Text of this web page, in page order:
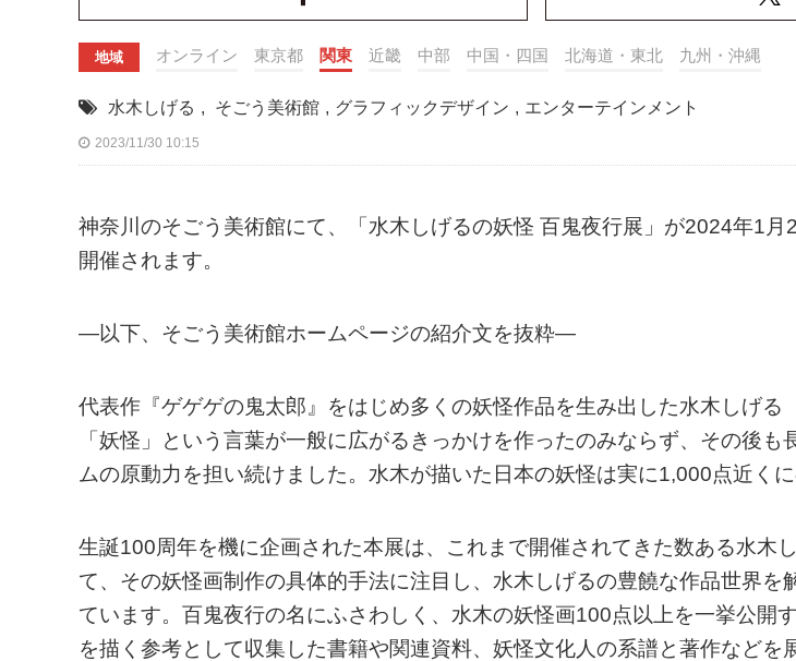
地域 オンライン 東京都 関東 近畿 中部 中国・四国 北海道・東北 九州・沖縄
水木しげる , そごう美術館 , グラフィックデザイン , エンターテインメント
2023/11/30 10:15
神奈川のそごう美術館にて、「水木しげるの妖怪 百鬼夜行展」が2024年1
開催されます。
—以下、そごう美術館ホームページの紹介文を抜粋—
代表作『ゲゲゲの鬼太郎』をはじめ多くの妖怪作品を生み出した水木しげる
「妖怪」という言葉が一般に広がるきっかけを作ったのみならず、その後も
ムの原動力を担い続けました。水木が描いた日本の妖怪は実に1,000点近くに
生誕100周年を機に企画された本展は、これまで開催されてきた数ある水木
て、その妖怪画制作の具体的手法に注目し、水木しげるの豊饒な作品世界を
ています。百鬼夜行の名にふさわしく、水木の妖怪画100点以上を一挙公開
を描く参考として収集した書籍や関連資料、妖怪文化人の系譜と著作などを